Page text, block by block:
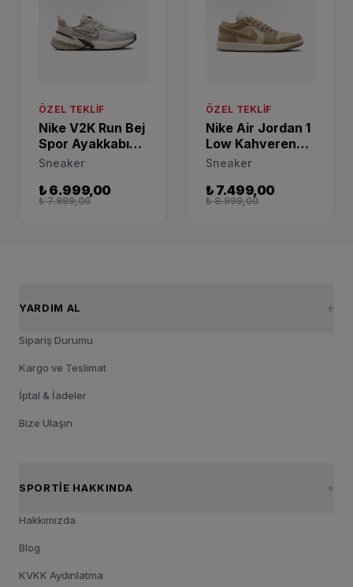
ÖZEL TEKLIF
Nike V2K Run Bej
Spor Ayakkabı
FD0736-103
Sneaker
₺ 6.999,00
₺ 7.999,00
ÖZEL TEKLIF
Nike Air Jordan 1
Low Kahverengi
Sneaker
Sneaker
₺ 7.499,00
₺ 8.999,00
YARDIM AL
Sipariş Durumu
Kargo ve Teslimat
İptal & İadeler
Bize Ulaşın
SPORTIE HAKKINDA
Hakkımızda
Blog
KVKK Aydınlatma